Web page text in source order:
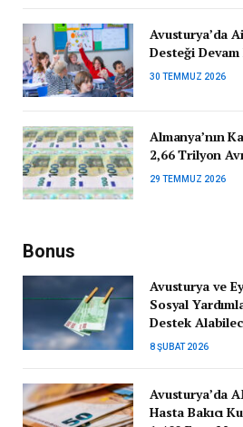
Avusturya’da
Desteği
30 TEMMUZ 2026
Almanya’nın
2,66 Trilyon
29 TEMMUZ 2026
Bonus
Avusturya ve
Sosyal
Destek
8 ŞUBAT 2026
Avusturya’da
Hasta Bakıcı